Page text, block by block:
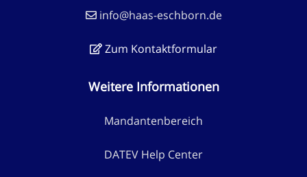
info@haas-eschborn.de
Zum Kontaktformular
Weitere Informationen
Mandantenbereich
DATEV Help Center